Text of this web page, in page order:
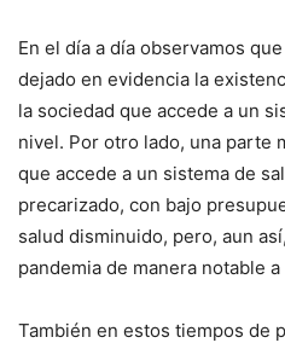
En el día a día observamos
dejado en evidencia la
la sociedad que accede a un
nivel. Por otro lado, una parte
que accede a un sistema de
precarizado, con bajo
salud disminuido, pero, aun
pandemia de manera notable
También en estos tiempos de